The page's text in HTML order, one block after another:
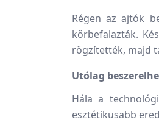
Régen az ajtók
körbefalazták.
rögzítették, majd
Utólag
Hála a
esztétikusabb